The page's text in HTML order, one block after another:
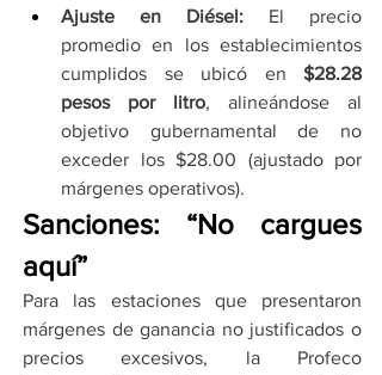
Ajuste en Diésel: El precio
promedio en los establecimientos
cumplidos se ubicó en $28.28
pesos por litro, alineándose al
objetivo gubernamental de no
exceder los $28.00 (ajustado por
márgenes operativos).
Sanciones: “No cargues
aquí”
Para las estaciones que presentaron
márgenes de ganancia no justificados o
precios excesivos, la Profeco